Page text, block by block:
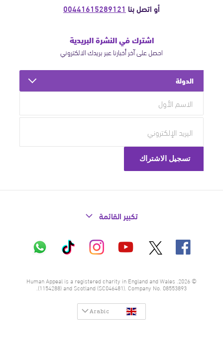
أو اتصل بنا 00441615289121
اشترك في النشرة البريدية
احصل على آخر أخبارنا عبر بريدك الالكتروني
الدولة
تكبير القائمة
فيسبوك يوتيوب إنستاغرام تيك
توك
واتساب
© 2026. Human Appeal is a registered charity in England and Wales
(1154288) and Scotland (SC046481). Company No. 08553893.
Arabic